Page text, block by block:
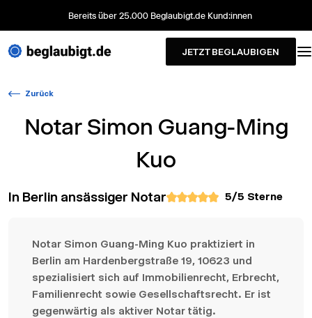
Bereits über 25.000 Beglaubigt.de Kund:innen
JETZT BEGLAUBIGEN
Zurück
Notar Simon Guang-Ming
Kuo
In Berlin ansässiger Notar 5/5 Sterne
Notar Simon Guang-Ming Kuo praktiziert in
Berlin am Hardenbergstraße 19, 10623 und
spezialisiert sich auf Immobilienrecht, Erbrecht,
Familienrecht sowie Gesellschaftsrecht. Er ist
gegenwärtig als aktiver Notar tätig.